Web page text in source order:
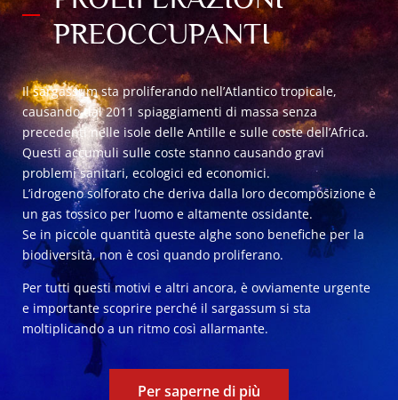
PREOCCUPANTI
Il sargassum sta proliferando nell’Atlantico tropicale,
causando dal 2011 spiaggiamenti di massa senza
precedenti nelle isole delle Antille e sulle coste dell’Africa.
Questi accumuli sulle coste stanno causando gravi
problemi sanitari, ecologici ed economici.
L’idrogeno solforato che deriva dalla loro decomposizione è
un gas tossico per l’uomo e altamente ossidante.
Se in piccole quantità queste alghe sono benefiche per la
biodiversità, non è così quando proliferano.
Per tutti questi motivi e altri ancora, è ovviamente urgente
e importante scoprire perché il sargassum si sta
moltiplicando a un ritmo così allarmante.
Per saperne di più